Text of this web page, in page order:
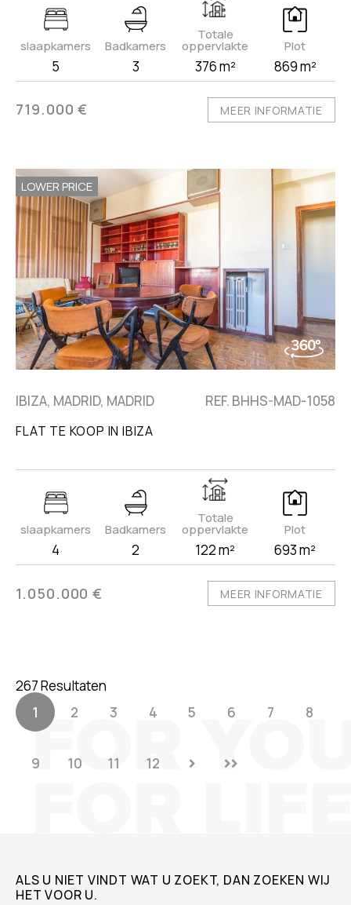
slaapkamers
5
Badkamers
3
Totale
oppervlakte
376 m²
Plot
869 m²
719.000 € MEER INFORMATIE
LOWER PRICE
IBIZA, MADRID, MADRID REF. BHHS-MAD-1058
FLAT TE KOOP IN IBIZA
slaapkamers
4
Badkamers
2
Totale
oppervlakte
122 m²
Plot
693 m²
1.050.000 € MEER INFORMATIE
267 Resultaten
1
2 3 4 5 6 7 8
9 10 11 12
ALS U NIET VINDT WAT U ZOEKT, DAN ZOEKEN WIJ
HET VOOR U.